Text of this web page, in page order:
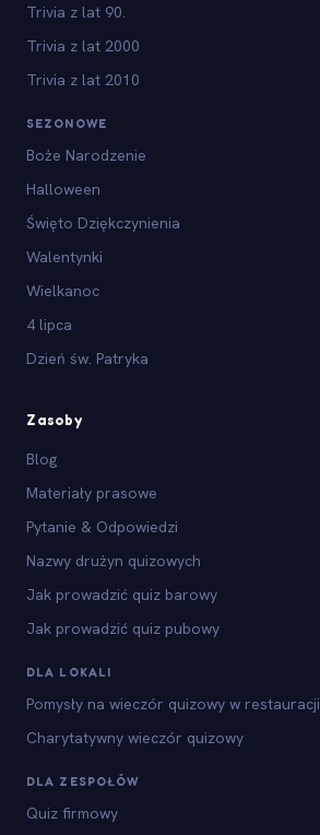
Trivia z lat 90.
Trivia z lat 2000
Trivia z lat 2010
SEZONOWE
Boże Narodzenie
Halloween
Święto Dziękczynienia
Walentynki
Wielkanoc
4 lipca
Dzień św. Patryka
Zasoby
Blog
Materiały prasowe
Pytanie & Odpowiedzi
Nazwy drużyn quizowych
Jak prowadzić quiz barowy
Jak prowadzić quiz pubowy
DLA LOKALI
Pomysły na wieczór quizowy w restauracji
Charytatywny wieczór quizowy
DLA ZESPOŁÓW
Quiz firmowy